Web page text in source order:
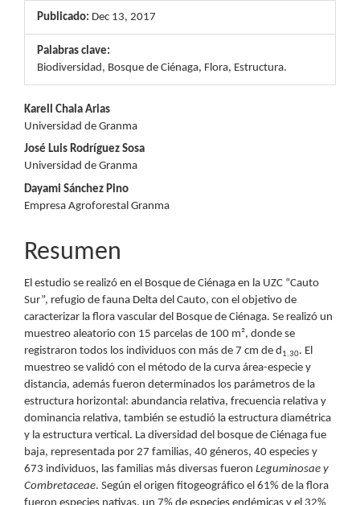
Publicado: Dec 13, 2017
Palabras clave:
Biodiversidad, Bosque de Ciénaga, Flora, Estructura.
Contenido
principal
del
artículo
Karell Chala Arias
Universidad de Granma
José Luis Rodríguez Sosa
Universidad de Granma
Dayami Sánchez Pino
Empresa Agroforestal Granma
Resumen
El estudio se realizó en el Bosque de Ciénaga en la UZC “Cauto
Sur”, refugio de fauna Delta del Cauto, con el objetivo de
caracterizar la flora vascular del Bosque de Ciénaga. Se realizó un
muestreo aleatorio con 15 parcelas de 100 m², donde se
registraron todos los individuos con más de 7 cm de d1.30. El
muestreo se validó con el método de la curva área-especie y
distancia, además fueron determinados los parámetros de la
estructura horizontal: abundancia relativa, frecuencia relativa y
dominancia relativa, también se estudió la estructura diamétrica
y la estructura vertical. La diversidad del bosque de Ciénaga fue
baja, representada por 27 familias, 40 géneros, 40 especies y
673 individuos, las familias más diversas fueron Leguminosae y
Combretaceae. Según el origen fitogeográfico el 61% de la flora